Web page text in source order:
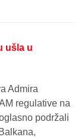
ušla u
Admira
regulative na
podržali